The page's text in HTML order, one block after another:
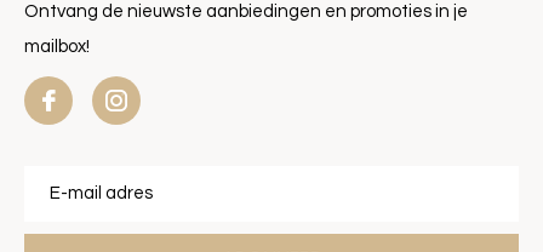
Ontvang de nieuwste aanbiedingen en promoties in je
mailbox!